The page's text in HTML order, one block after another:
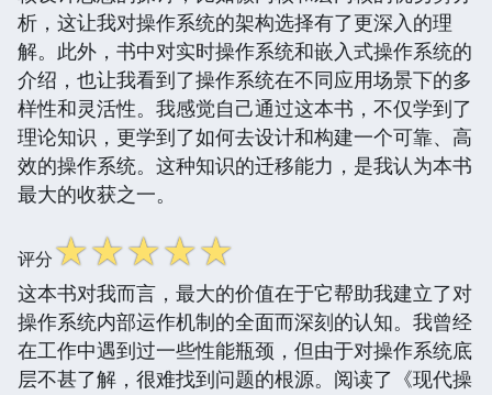
析，这让我对操作系统的架构选择有了更深入的理
解。此外，书中对实时操作系统和嵌入式操作系统的
介绍，也让我看到了操作系统在不同应用场景下的多
样性和灵活性。我感觉自己通过这本书，不仅学到了
理论知识，更学到了如何去设计和构建一个可靠、高
效的操作系统。这种知识的迁移能力，是我认为本书
最大的收获之一。
评分☆☆☆☆☆
这本书对我而言，最大的价值在于它帮助我建立了对
操作系统内部运作机制的全面而深刻的认知。我曾经
在工作中遇到过一些性能瓶颈，但由于对操作系统底
层不甚了解，很难找到问题的根源。阅读了《现代操